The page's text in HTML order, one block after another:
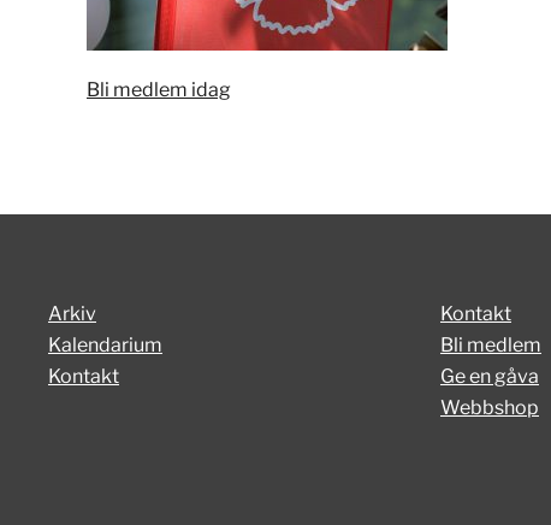
Bli medlem idag
Arkiv
Kalendarium
Kontakt
Kontakt
Bli medlem
Ge en gåva
Webbshop